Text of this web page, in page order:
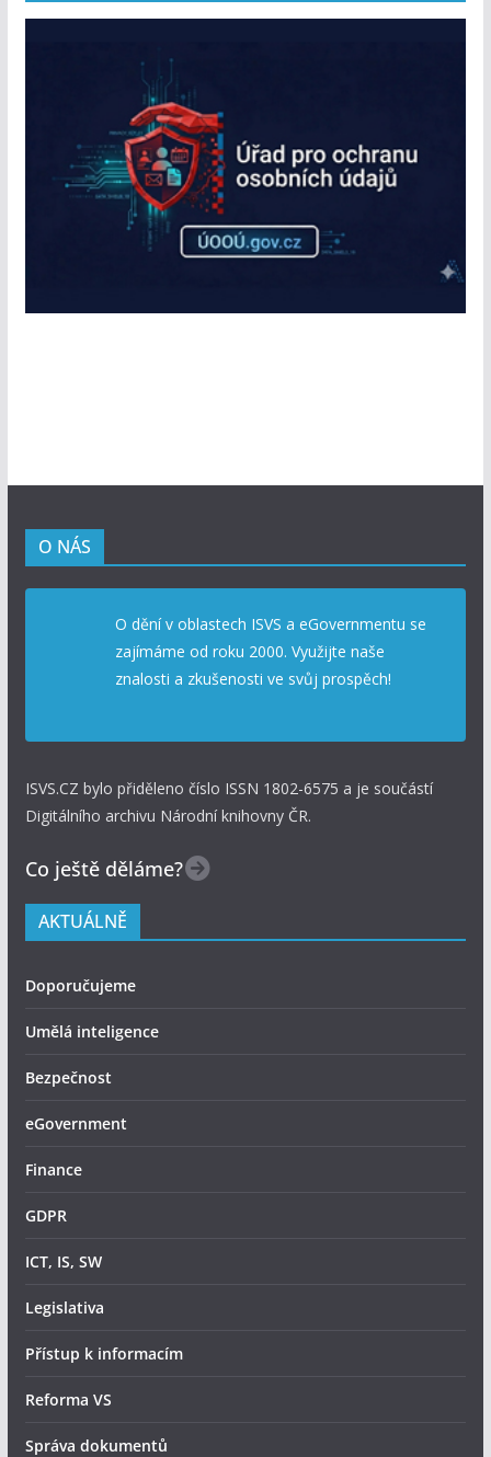
O NÁS
O dění v oblastech ISVS a eGovernmentu se
zajímáme od roku 2000. Využijte naše
znalosti a zkušenosti ve svůj prospěch!
ISVS.CZ bylo přiděleno číslo ISSN 1802-6575 a je součástí
Digitálního archivu Národní knihovny ČR.
Co ještě děláme?
AKTUÁLNĚ
Doporučujeme
Umělá inteligence
Bezpečnost
eGovernment
Finance
GDPR
ICT, IS, SW
Legislativa
Přístup k informacím
Reforma VS
Správa dokumentů